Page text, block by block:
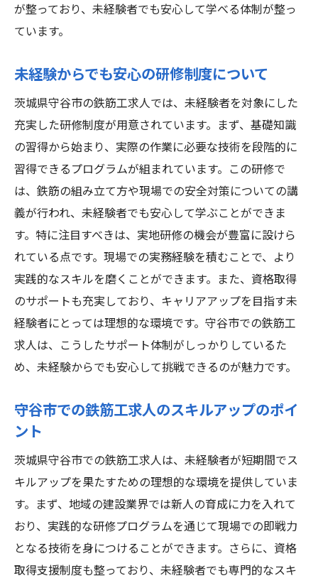
が整っており、未経験者でも安心して学べる体制が整っ
ています。
未経験からでも安心の研修制度について
茨城県守谷市の鉄筋工求人では、未経験者を対象にした
充実した研修制度が用意されています。まず、基礎知識
の習得から始まり、実際の作業に必要な技術を段階的に
習得できるプログラムが組まれています。この研修で
は、鉄筋の組み立て方や現場での安全対策についての講
義が行われ、未経験者でも安心して学ぶことができま
す。特に注目すべきは、実地研修の機会が豊富に設けら
れている点です。現場での実務経験を積むことで、より
実践的なスキルを磨くことができます。また、資格取得
のサポートも充実しており、キャリアアップを目指す未
経験者にとっては理想的な環境です。守谷市での鉄筋工
求人は、こうしたサポート体制がしっかりしているた
め、未経験からでも安心して挑戦できるのが魅力です。
守谷市での鉄筋工求人のスキルアップのポイ
ント
茨城県守谷市での鉄筋工求人は、未経験者が短期間でス
キルアップを果たすための理想的な環境を提供していま
す。まず、地域の建設業界では新人の育成に力を入れて
おり、実践的な研修プログラムを通じて現場での即戦力
となる技術を身につけることができます。さらに、資格
取得支援制度も整っており、未経験者でも専門的なスキ